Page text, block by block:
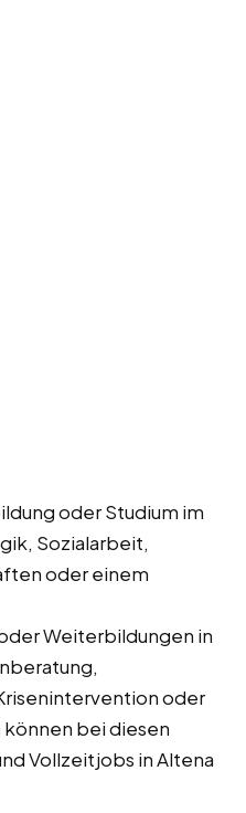
oder Studium im
Sozialarbeit,
oder einem
Weiterbildungen in
oder
bei diesen
Vollzeitjobs in Altena